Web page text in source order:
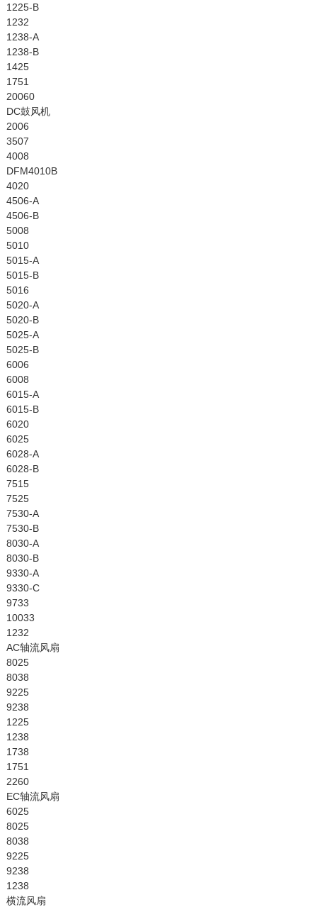
1225-B
1232
1238-A
1238-B
1425
1751
20060
DC鼓风机
2006
3507
4008
DFM4010B
4020
4506-A
4506-B
5008
5010
5015-A
5015-B
5016
5020-A
5020-B
5025-A
5025-B
6006
6008
6015-A
6015-B
6020
6025
6028-A
6028-B
7515
7525
7530-A
7530-B
8030-A
8030-B
9330-A
9330-C
9733
10033
1232
AC轴流风扇
8025
8038
9225
9238
1225
1238
1738
1751
2260
EC轴流风扇
6025
8025
8038
9225
9238
1238
横流风扇